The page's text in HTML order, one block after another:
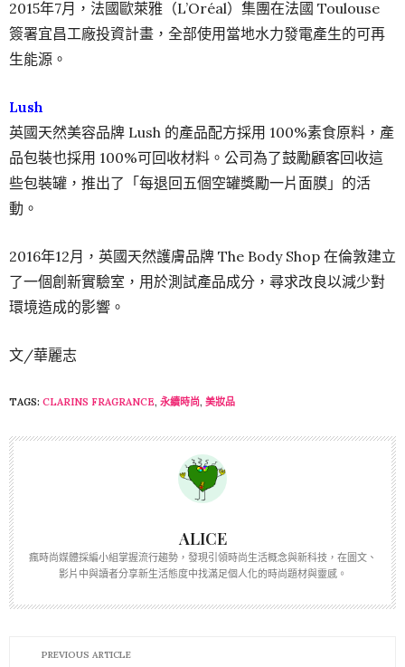
2015年7月，法國歐萊雅（L’Oréal）集團在法國 Toulouse
簽署宜昌工廠投資計畫，全部使用當地水力發電產生的可再
生能源。
Lush
英國天然美容品牌 Lush 的產品配方採用 100%素食原料，產
品包裝也採用 100%可回收材料。公司為了鼓勵顧客回收這
些包裝罐，推出了「每退回五個空罐獎勵一片面膜」的活
動。
2016年12月，英國天然護膚品牌 The Body Shop 在倫敦建立
了一個創新實驗室，用於測試產品成分，尋求改良以減少對
環境造成的影響。
文/華麗志
TAGS: CLARINS FRAGRANCE, 永續時尚, 美妝品
ALICE
瘋時尚媒體採編小組掌握流行趨勢，發現引領時尚生活概念與新科技，在圖文、
影片中與讀者分享新生活態度中找滿足個人化的時尚題材與靈感。
PREVIOUS ARTICLE